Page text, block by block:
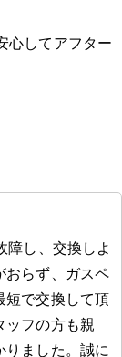
心してアフター
障し、交換しよ
おらず、ガスペ
短で交換して頂
ッフの方も親
りました。誠に